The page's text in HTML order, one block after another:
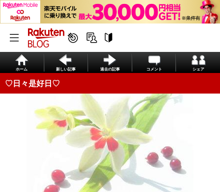
ホーム 新しい記事 過去の記事 コメント シェア
♡日々是好日♡